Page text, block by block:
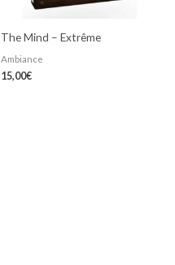
The Mind – Extrême
Ambiance
15,00€